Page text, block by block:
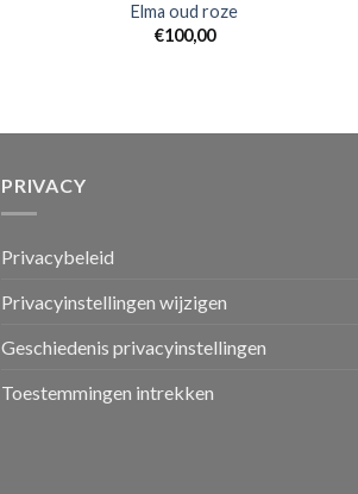
Elma oud roze
€100,00
PRIVACY
Privacybeleid
Privacyinstellingen wijzigen
Geschiedenis privacyinstellingen
Toestemmingen intrekken